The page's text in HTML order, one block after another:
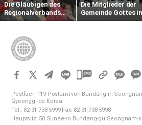
Die Gläubigen des
Regionalverbands
Gangnam Süd führen
heruntergefallenen
Blättern und
Waldreinigungsarbeiten
im Ökopark Omi durch
Die Mitglieder der
Gemeinde Gottes in
Bogota, New
카
오
공
카
오
Postfach 119 Postamt von Bundang in
Gyeonggi-do Korea
Tel.: 82-31-738-5999 Fax: 82-31-738-5998
Hauptsitz: 50 Sunae-ro Bundang-gu Seongnam-